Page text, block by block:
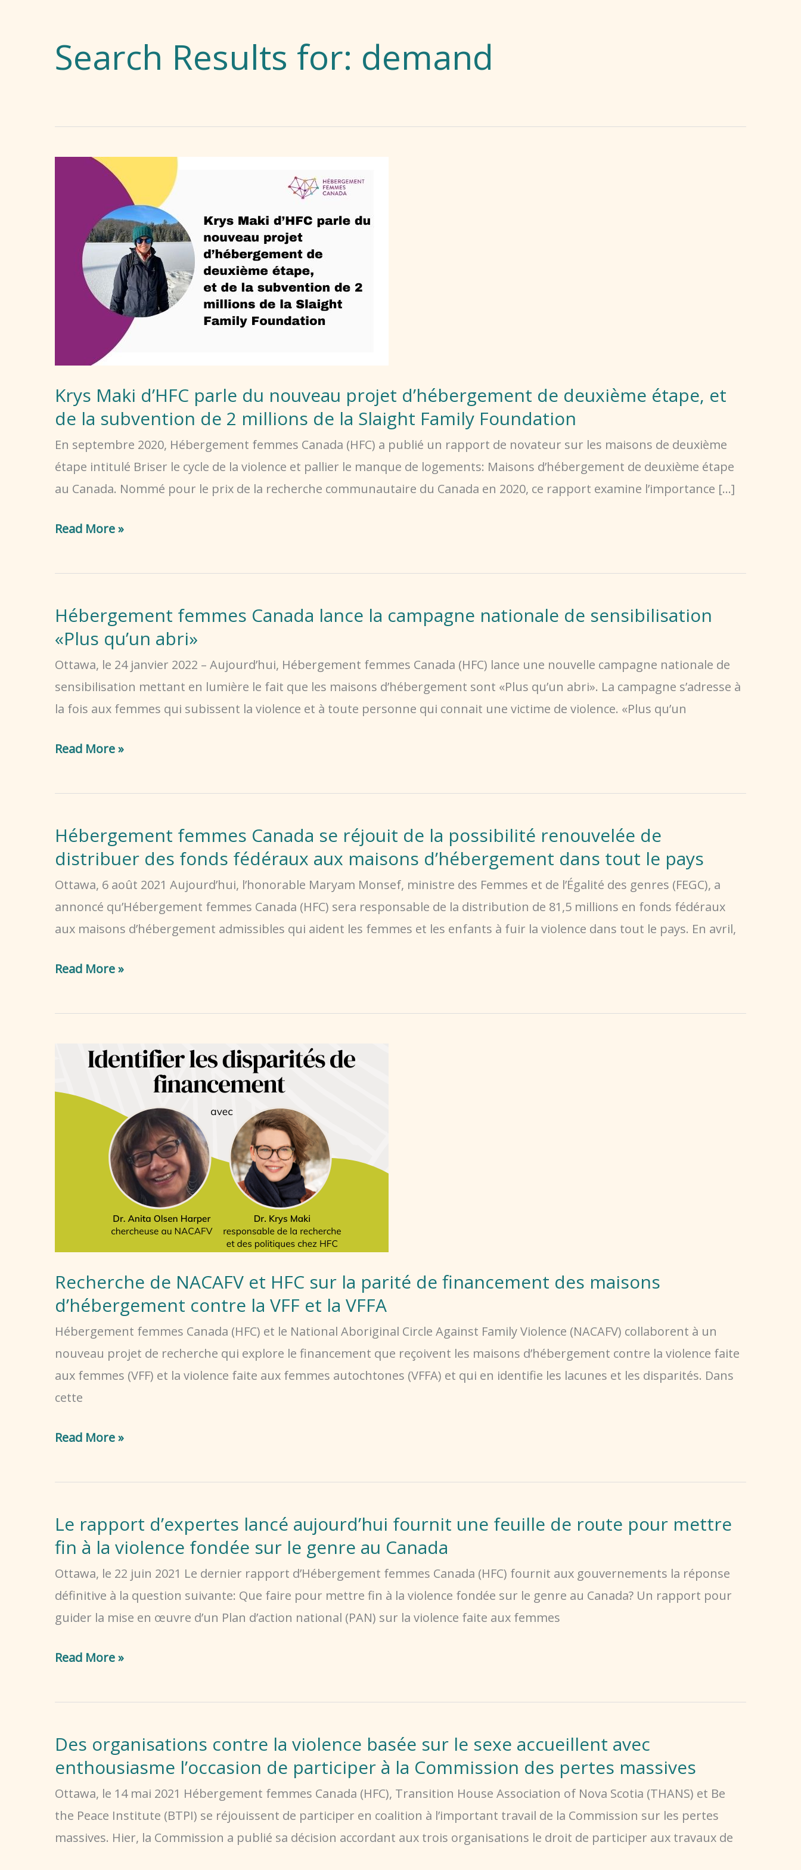
Search Results for: demand
Krys Maki d’HFC parle du nouveau projet d’hébergement de deuxième étape, et
de la subvention de 2 millions de la Slaight Family Foundation
En septembre 2020, Hébergement femmes Canada (HFC) a publié un rapport de novateur sur les maisons de deuxième
étape intitulé Briser le cycle de la violence et pallier le manque de logements: Maisons d’hébergement de deuxième étape
au Canada. Nommé pour le prix de la recherche communautaire du Canada en 2020, ce rapport examine l’importance […]
Krys
d’HFC
du
nouveau
projet
d’hébergement
de
étape,
de
subvention
de
2
millions
de
Slaight
Foundation
Read More »
Hébergement femmes Canada lance la campagne nationale de sensibilisation
«Plus qu’un abri»
Ottawa, le 24 janvier 2022 – Aujourd’hui, Hébergement femmes Canada (HFC) lance une nouvelle campagne nationale de
sensibilisation mettant en lumière le fait que les maisons d’hébergement sont «Plus qu’un abri». La campagne s’adresse à
la fois aux femmes qui subissent la violence et à toute personne qui connait une victime de violence. «Plus qu’un
Hébergement
Canada
la
campagne
nationale
de
sensibilisation
qu’un
Read More »
Hébergement femmes Canada se réjouit de la possibilité renouvelée de
distribuer des fonds fédéraux aux maisons d’hébergement dans tout le pays
Ottawa, 6 août 2021 Aujourd’hui, l’honorable Maryam Monsef, ministre des Femmes et de l’Égalité des genres (FEGC), a
annoncé qu’Hébergement femmes Canada (HFC) sera responsable de la distribution de 81,5 millions en fonds fédéraux
aux maisons d’hébergement admissibles qui aident les femmes et les enfants à fuir la violence dans tout le pays. En avril,
Hébergement
Canada
réjouit
renouvelée
fédéraux
aux
maisons
d’hébergement
Read More »
Recherche de NACAFV et HFC sur la parité de financement des maisons
d’hébergement contre la VFF et la VFFA
Hébergement femmes Canada (HFC) et le National Aboriginal Circle Against Family Violence (NACAFV) collaborent à un
nouveau projet de recherche qui explore le financement que reçoivent les maisons d’hébergement contre la violence faite
aux femmes (VFF) et la violence faite aux femmes autochtones (VFFA) et qui en identifie les lacunes et les disparités. Dans
cette
Recherche
NACAFV
HFC
sur
la
parité
de
des
d’hébergement
la
VFF
et
la
VFFA
Read More »
Le rapport d’expertes lancé aujourd’hui fournit une feuille de route pour mettre
fin à la violence fondée sur le genre au Canada
Ottawa, le 22 juin 2021 Le dernier rapport d’Hébergement femmes Canada (HFC) fournit aux gouvernements la réponse
définitive à la question suivante: Que faire pour mettre fin à la violence fondée sur le genre au Canada? Un rapport pour
guider la mise en œuvre d’un Plan d’action national (PAN) sur la violence faite aux femmes
Le
d’expertes
aujourd’hui
fournit
une
feuille
de
Read More »
Des organisations contre la violence basée sur le sexe accueillent avec
enthousiasme l’occasion de participer à la Commission des pertes massives
Ottawa, le 14 mai 2021 Hébergement femmes Canada (HFC), Transition House Association of Nova Scotia (THANS) et Be
the Peace Institute (BTPI) se réjouissent de participer en coalition à l’important travail de la Commission sur les pertes
massives. Hier, la Commission a publié sa décision accordant aux trois organisations le droit de participer aux travaux de